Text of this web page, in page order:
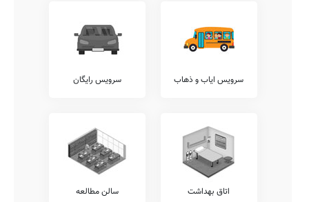
آزمایشگاه ها
وجود آزمایشگاه های مختلف شیمی، زیست شناسی، فیزیک، ریاضی،
علوم، و... از نقاط قوت هر مدرسه به حساب می آید. دبستان دولتی
آکادمی زبان
نقطه قوت مهمی برای مدارس خوب محسوب میشود. متاسفانه این مدرسه
در حال حاضر فاقد هرگونه آکادمی زبان مجزا می باشد.
امکانات جانبی
مسلم است که هر مدرسه می تواند در کنار خدمات آموزشی مرسوم،
خدمات متمایز دیگری را نیز با هدف افزایش روحیه نشاط و آرامش دانش
سرویس ایاب و ذهاب سرویس رایگان
اتاق بهداشت سالن مطالعه